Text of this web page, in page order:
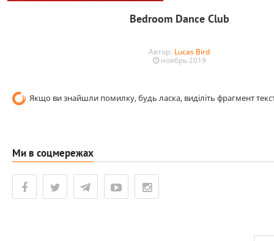
Bedroom Dance Club
Автор: Lucas Bird
ноябрь 2019
Якщо ви знайшли помилку, будь ласка, виділіть фрагмент
Ми в соцмережах